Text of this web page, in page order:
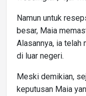
Namun untuk
besar, Maia
Alasannya, ia telah
di luar negeri.
Meski demikian,
keputusan Maia